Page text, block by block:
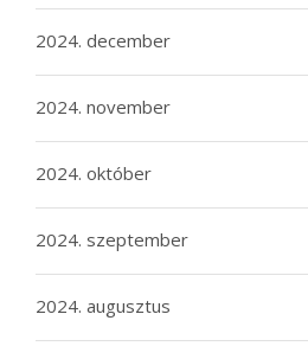
2024. december
2024. november
2024. október
2024. szeptember
2024. augusztus